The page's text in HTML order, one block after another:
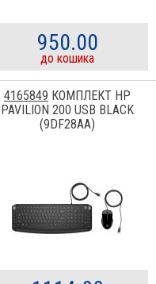
950.00
до кошика
4165849 КОМПЛЕКТ HP
PAVILION 200 USB BLACK
(9DF28AA)